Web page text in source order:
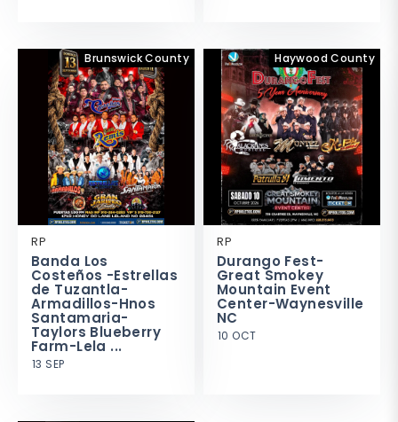
Brunswick County
RP
Banda Los
Costeños -Estrellas
de Tuzantla-
Armadillos-Hnos
Santamaria-
Taylors Blueberry
Farm-Lela ...
13 SEP
Haywood County
RP
Durango Fest-
Great Smokey
Mountain Event
Center-Waynesville
NC
10 OCT